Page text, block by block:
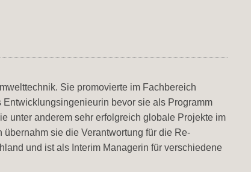
Sie promovierte im Fachbereich
bevor sie als Programm
unter anderem sehr erfolgreich globale Projekte im
sie die Verantwortung für die Re-
und ist als Interim Managerin für verschiedene